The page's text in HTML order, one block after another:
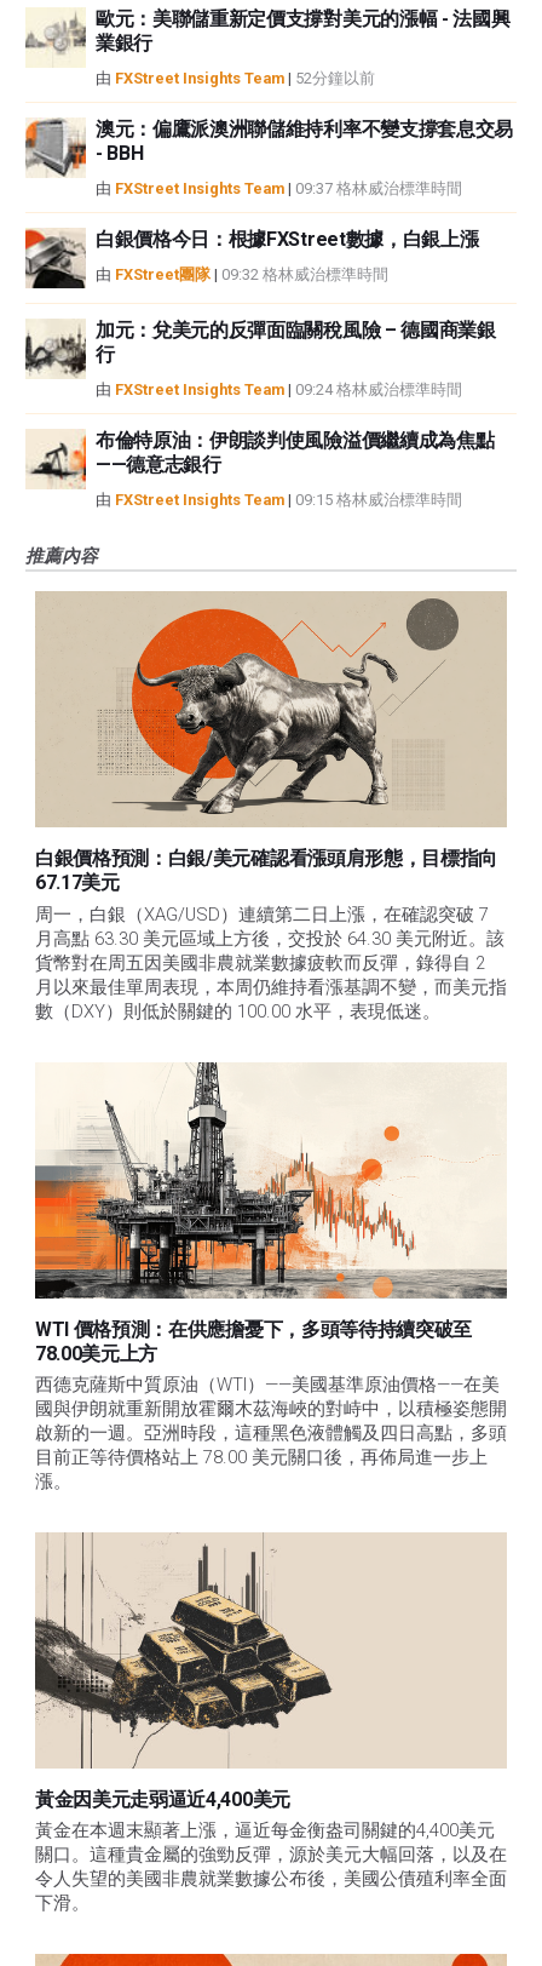
歐元：美聯儲重新定價支撐對美元的漲幅 - 法國興
業銀行
由 FXStreet Insights Team | 52分鐘以前
澳元：偏鷹派澳洲聯儲維持利率不變支撐套息交易
- BBH
由 FXStreet Insights Team | 09:37 格林威治標準時間
白銀價格今日：根據FXStreet數據，白銀上漲
由 FXStreet團隊| 09:32 格林威治標準時間
加元：兌美元的反彈面臨關稅風險 – 德國商業銀
行
由 FXStreet Insights Team | 09:24 格林威治標準時間
布倫特原油：伊朗談判使風險溢價繼續成為焦點
——德意志銀行
由 FXStreet Insights Team | 09:15 格林威治標準時間
推薦內容
白銀價格預測：白銀/美元確認看漲頭肩形態，目標指向
67.17美元
周一，白銀（XAG/USD）連續第二日上漲，在確認突破 7
月高點 63.30 美元區域上方後，交投於 64.30 美元附近。該
貨幣對在周五因美國非農就業數據疲軟而反彈，錄得自 2
月以來最佳單周表現，本周仍維持看漲基調不變，而美元指
數（DXY）則低於關鍵的 100.00 水平，表現低迷。
WTI 價格預測：在供應擔憂下，多頭等待持續突破至
78.00美元上方
西德克薩斯中質原油（WTI）——美國基準原油價格——在美
國與伊朗就重新開放霍爾木茲海峽的對峙中，以積極姿態開
啟新的一週。亞洲時段，這種黑色液體觸及四日高點，多頭
目前正等待價格站上 78.00 美元關口後，再佈局進一步上
漲。
黃金因美元走弱逼近4,400美元
黃金在本週末顯著上漲，逼近每金衡盎司關鍵的4,400美元
關口。這種貴金屬的強勁反彈，源於美元大幅回落，以及在
令人失望的美國非農就業數據公布後，美國公債殖利率全面
下滑。